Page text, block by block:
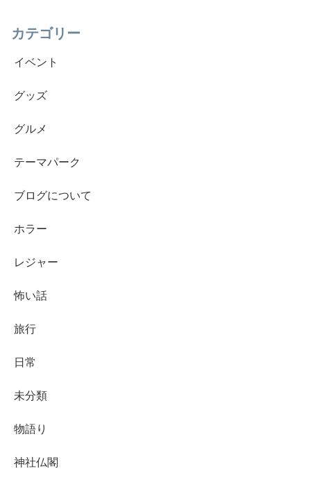
カテゴリー
イベント
グッズ
グルメ
テーマパーク
ブログについて
ホラー
レジャー
怖い話
旅行
日常
未分類
物語り
神社仏閣